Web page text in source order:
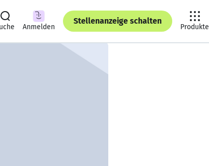
Anmelden
Stellenanzeige schalten
Produkte